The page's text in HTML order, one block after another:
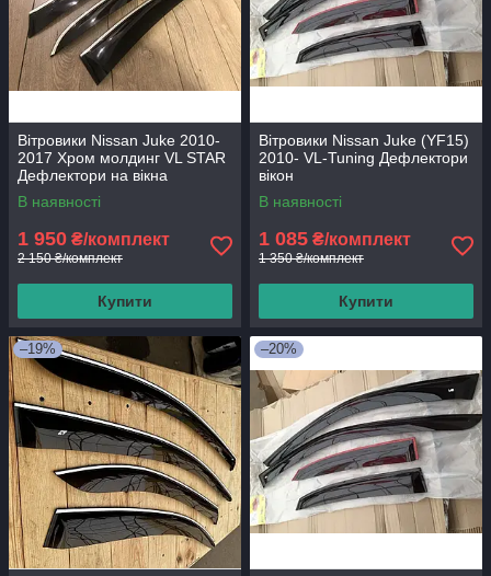
Вітровики Nissan Juke 2010-
2017 Хром молдинг VL STAR
Дефлектори на вікна
В наявності
1 950 ₴/комплект
2 150 ₴/комплект
Купити
Вітровики Nissan Juke (YF15)
2010- VL-Tuning Дефлектори
вікон
В наявності
1 085 ₴/комплект
1 350 ₴/комплект
Купити
–19% –20%